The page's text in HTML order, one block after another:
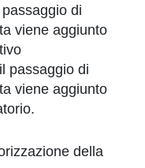
di
viene aggiunto
passaggio di
viene aggiunto
della